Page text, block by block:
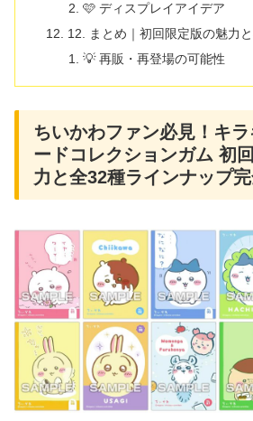
🩷 ディスプレイアイデア
12. まとめ｜初回限定版の魅力
💡 再販・再登場の可能性
ちいかわファン必見！キ
ードコレクションガム 初
力と全32種ラインナップ